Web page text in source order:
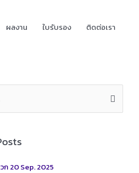
ผลงาน ใบรับรอง ติดต่อเรา
ก 20 Sep. 2025